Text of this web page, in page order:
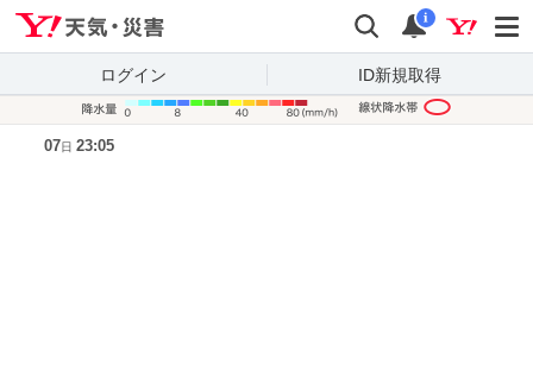
検索 通知
i
ログイン ID新規取得
07日 23:05